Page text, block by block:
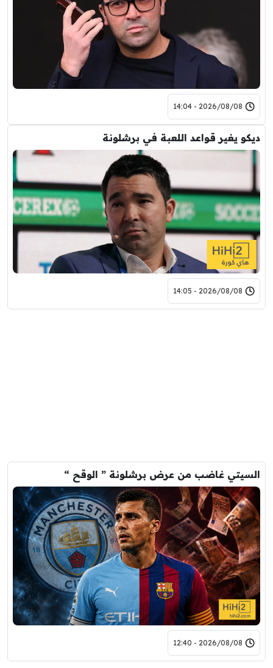
2026/08/08 - 14:04
ديكو يغير قواعد اللعبة في برشلونة
2026/08/08 - 14:05
السيتي غاضب من عرض برشلونة ” الوقح “
2026/08/08 - 12:40